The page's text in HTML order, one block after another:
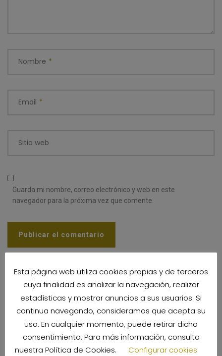
Nombre *
Email *
Sitio web
Guarda mi nombre, correo electrónico y web en este
navegador para la próxima vez que comente.
Destinos para viajar en 2026
Categorías
Esta página web utiliza cookies propias y de terceros
cuya finalidad es analizar la navegación, realizar
estadísticas y mostrar anuncios a sus usuarios. Si
continua navegando, consideramos que acepta su
uso. En cualquier momento, puede retirar dicho
consentimiento. Para más información, consulta
nuestra Política de Cookies. Configurar cookies